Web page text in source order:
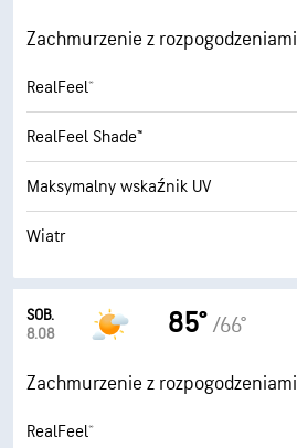
Zachmurzenie z rozpogodzeniami
RealFeel®
RealFeel Shade™
Maksymalny wskaźnik UV
Wiatr
SOB.
8.08
85° /66°
Zachmurzenie z rozpogodzeniami
RealFeel®